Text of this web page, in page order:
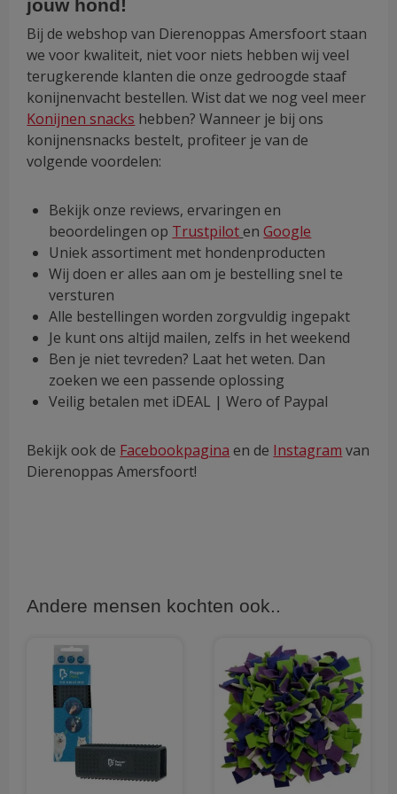
jouw hond!
Bij de webshop van Dierenoppas Amersfoort staan
we voor kwaliteit, niet voor niets hebben wij veel
terugkerende klanten die onze gedroogde staaf
konijnenvacht bestellen. Wist dat we nog veel meer
Konijnen snacks hebben? Wanneer je bij ons
konijnensnacks bestelt, profiteer je van de
volgende voordelen:
Bekijk onze reviews, ervaringen en
beoordelingen op TrustpilotenGoogle
Uniek assortiment met hondenproducten
Wij doen er alles aan om je bestelling snel te
versturen
Alle bestellingen worden zorgvuldig ingepakt
Je kunt ons altijd mailen, zelfs in het weekend
Ben je niet tevreden? Laat het weten. Dan
zoeken we een passende oplossing
Veilig betalen met iDEAL | Wero of Paypal
Bekijk ook de Facebookpagina en de Instagram van
Dierenoppas Amersfoort!
Andere mensen kochten ook..